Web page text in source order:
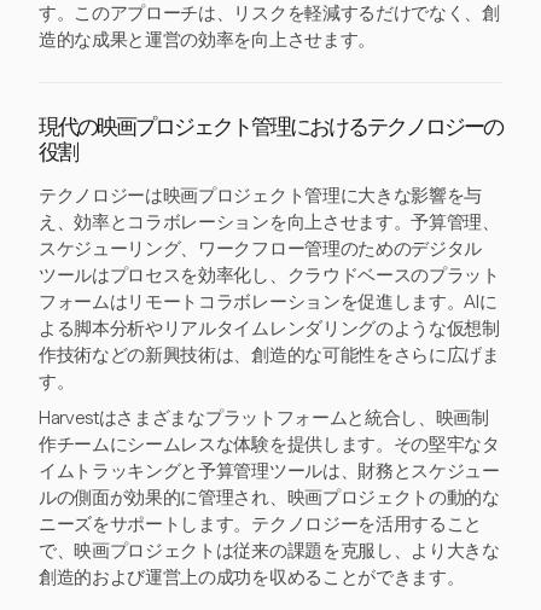
す。このアプローチは、リスクを軽減するだけでなく、創
造的な成果と運営の効率を向上させます。
現代の映画プロジェクト管理におけるテクノロジーの
役割
テクノロジーは映画プロジェクト管理に大きな影響を与
え、効率とコラボレーションを向上させます。予算管理、
スケジューリング、ワークフロー管理のためのデジタル
ツールはプロセスを効率化し、クラウドベースのプラット
フォームはリモートコラボレーションを促進します。AIに
よる脚本分析やリアルタイムレンダリングのような仮想制
作技術などの新興技術は、創造的な可能性をさらに広げま
す。
Harvestはさまざまなプラットフォームと統合し、映画制
作チームにシームレスな体験を提供します。その堅牢なタ
イムトラッキングと予算管理ツールは、財務とスケジュー
ルの側面が効果的に管理され、映画プロジェクトの動的な
ニーズをサポートします。テクノロジーを活用すること
で、映画プロジェクトは従来の課題を克服し、より大きな
創造的および運営上の成功を収めることができます。